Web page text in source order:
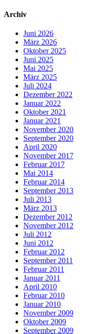
Archiv
Juni 2026
März 2026
Oktober 2025
Juni 2025
Mai 2025
März 2025
Juli 2024
Dezember 2022
Januar 2022
Oktober 2021
Januar 2021
November 2020
September 2020
April 2020
November 2017
Februar 2017
Mai 2014
Februar 2014
September 2013
Juli 2013
März 2013
Dezember 2012
November 2012
Juli 2012
Juni 2012
Februar 2012
September 2011
Februar 2011
Januar 2011
April 2010
Februar 2010
Januar 2010
November 2009
Oktober 2009
September 2009